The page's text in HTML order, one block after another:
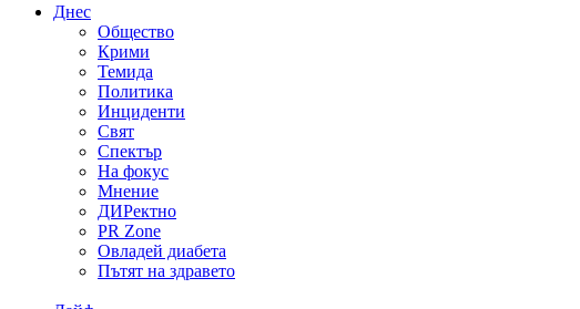
Днес
Общество
Крими
Темида
Политика
Инциденти
Свят
Спектър
На фокус
Мнение
ДИРектно
PR Zone
Овладей диабета
Пътят на здравето